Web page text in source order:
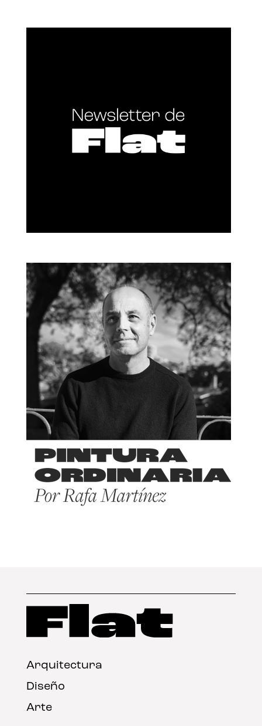
Arquitectura
Diseño
Arte